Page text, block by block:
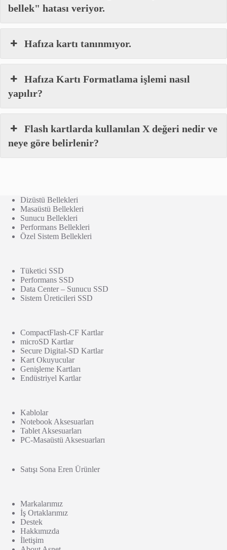
bellek" hatası veriyor.
Hafıza kartı tanınmıyor.
Hafıza Kartı Formatlama işlemi nasıl
yapılır?
Flash kartlarda kullanılan X değeri nedir ve
neye göre belirlenir?
Dizüstü Bellekleri
Masaüstü Bellekleri
Sunucu Bellekleri
Performans Bellekleri
Özel Sistem Bellekleri
Tüketici SSD
Performans SSD
Data Center – Sunucu SSD
Sistem Üreticileri SSD
CompactFlash-CF Kartlar
microSD Kartlar
Secure Digital-SD Kartlar
Kart Okuyucular
Genişleme Kartları
Endüstriyel Kartlar
Kablolar
Notebook Aksesuarları
Tablet Aksesuarları
PC-Masaüstü Aksesuarları
Satışı Sona Eren Ürünler
Markalarımız
İş Ortaklarımız
Destek
Hakkımızda
İletişim